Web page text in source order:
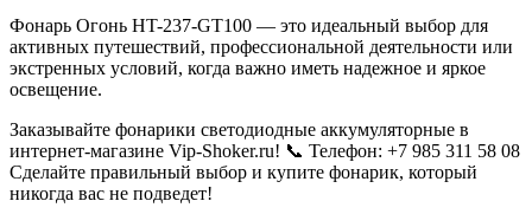
Фонарь Огонь HT-237-GT100 — это идеальный выбор для
активных путешествий, профессиональной деятельности или
экстренных условий, когда важно иметь надежное и яркое
освещение.
Заказывайте фонарики светодиодные аккумуляторные в
интернет-магазине Vip-Shoker.ru! 📞 Телефон: +7 985 311 58 08
Сделайте правильный выбор и купите фонарик, который
никогда вас не подведет!